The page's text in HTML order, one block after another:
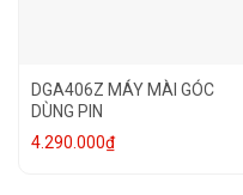
DGA406Z MÁY MÀI GÓC
DÙNG PIN
4.290.000₫